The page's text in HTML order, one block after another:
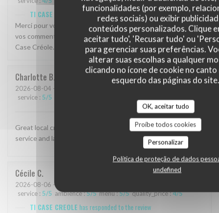
funcionalidades (por exemplo,
redes sociais) ou exibir
conteúdos personalizados. Clique
aceitar tudo', 'Recusar tudo' ou
para gerenciar suas preferências.
alterar suas escolhas a qualquer
clicando no ícone de cookie no
esquerdo das páginas do site.
OK, aceitar tudo
Proíbe todos cookies
Personalizar
Política de proteção de dados
undefined
TI CASE CREOLE has responded to the review
Merci pour votre avis 5 étoiles Catherine ! Nous apprécions
vos commentaires et espérons vous revoir bientôt chez Ti
Case Créole.
Charlotte B
2026-08-04 - 19:30 - guests 2
service : 5/5
Great local creole restaurant with many specialties. Great
service and laid-back friendly atmosphere with a nice terrace.
Cécile C
2026-08-06 - 19:00 - guests 2
service : 5/5 ambience:5/5 menu:5/5 quality_price:4/5
TI CASE CREOLE has responded to the review